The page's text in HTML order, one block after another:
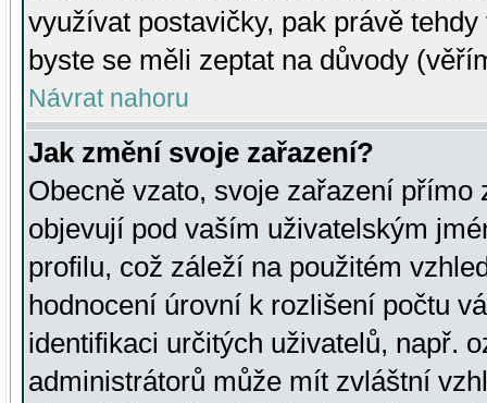
využívat postavičky, pak právě
byste se měli zeptat na důvody
Návrat nahoru
Jak změní svoje zařazení?
Obecně vzato, svoje zařazení přímo
objevují pod vaším uživatelským
profilu, což záleží na použitém
hodnocení úrovní k rozlišení počtu
identifikaci určitých uživatelů, např.
administrátorů může mít zvláštní